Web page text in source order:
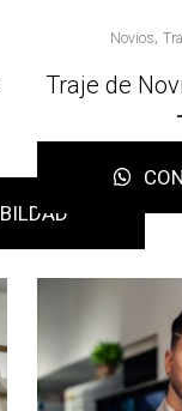
Novios,
Traje de